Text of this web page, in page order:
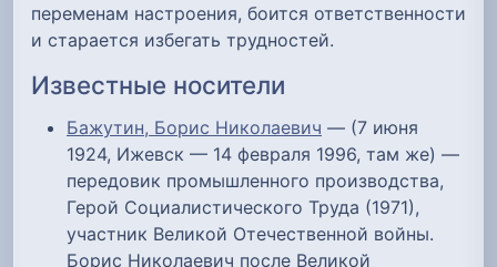
переменам настроения, боится ответственности
и старается избегать трудностей.
Известные носители
Бажутин, Борис Николаевич — (7 июня
1924, Ижевск — 14 февраля 1996, там же) —
передовик промышленного производства,
Герой Социалистического Труда (1971),
участник Великой Отечественной войны.
Борис Николаевич после Великой